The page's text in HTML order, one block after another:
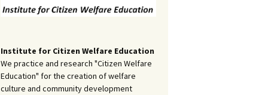
アーカイブ（５）
コラム
Institute for Citizen Welfare Education
We practice and research "Citizen Welfare
Education" for the creation of welfare
culture and community development